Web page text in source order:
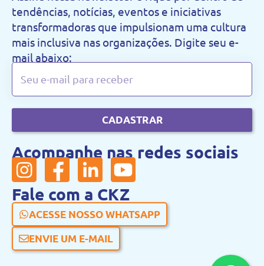
tendências, notícias, eventos e iniciativas
transformadoras que impulsionam uma cultura
mais inclusiva nas organizações. Digite seu e-
mail abaixo:
CADASTRAR
Acompanhe nas redes sociais
Fale com a CKZ
ACESSE NOSSO WHATSAPP
ENVIE UM E-MAIL